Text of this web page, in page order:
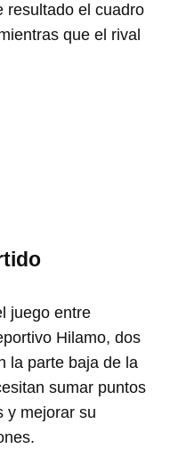
resultado el cuadro
que el rival
juego entre
Hilamo, dos
la parte baja de la
sumar puntos
y mejorar su